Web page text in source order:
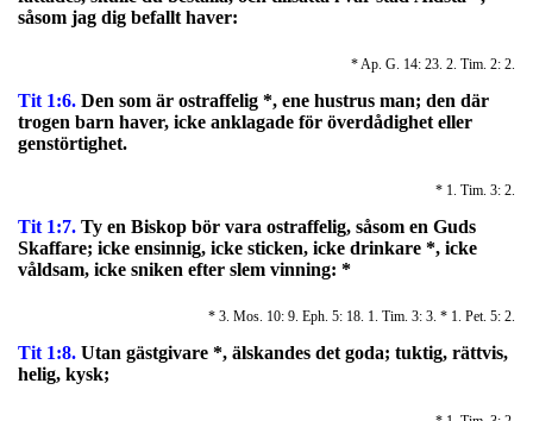
såsom jag dig befallt haver:
* Ap. G. 14: 23. 2. Tim. 2: 2.
Tit 1:6. Den som är ostraffelig *, ene hustrus man; den där
trogen barn haver, icke anklagade för överdådighet eller
genstörtighet.
* 1. Tim. 3: 2.
Tit 1:7. Ty en Biskop bör vara ostraffelig, såsom en Guds
Skaffare; icke ensinnig, icke sticken, icke drinkare *, icke
våldsam, icke sniken efter slem vinning: *
* 3. Mos. 10: 9. Eph. 5: 18. 1. Tim. 3: 3. * 1. Pet. 5: 2.
Tit 1:8. Utan gästgivare *, älskandes det goda; tuktig, rättvis,
helig, kysk;